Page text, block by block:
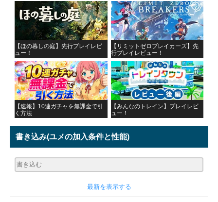
【ほの暮しの庭】先行プレイレビ
ュー！
【リミットゼロブレイカーズ】先
行プレイレビュー！
【速報】10連ガチャを無課金で引
く方法
【みんなのトレイン】プレイレビ
ュー！
書き込み(ユメの加入条件と性能)
最新を表示する